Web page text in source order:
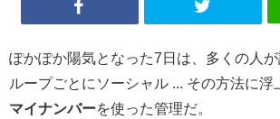
ぽかぽか陽気となった7日は、多くの人
ループごとにソーシャル ... その方法に浮
マイナンバーを使った管理だ。